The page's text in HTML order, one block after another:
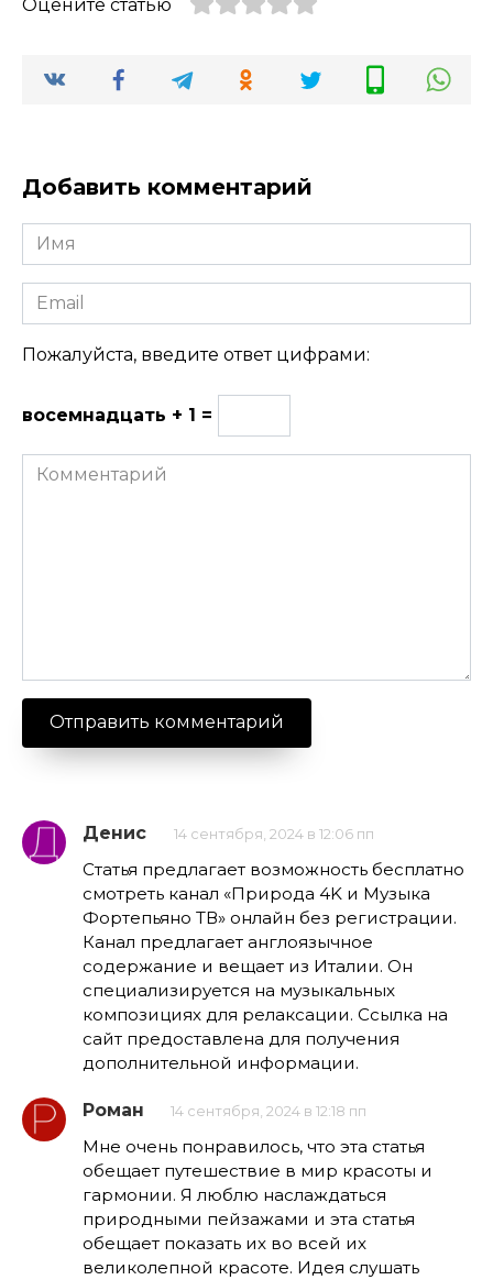
Оцените статью
Добавить комментарий
Имя
Email
Пожалуйста, введите ответ цифрами:
восемнадцать + 1 =
Комментарий
Денис 14 сентября, 2024 в 12:06 пп
Статья предлагает возможность бесплатно
смотреть канал «Природа 4K и Музыка
Фортепьяно ТВ» онлайн без регистрации.
Канал предлагает англоязычное
содержание и вещает из Италии. Он
специализируется на музыкальных
композициях для релаксации. Ссылка на
сайт предоставлена для получения
дополнительной информации.
Роман 14 сентября, 2024 в 12:18 пп
Мне очень понравилось, что эта статья
обещает путешествие в мир красоты и
гармонии. Я люблю наслаждаться
природными пейзажами и эта статья
обещает показать их во всей их
великолепной красоте. Идея слушать